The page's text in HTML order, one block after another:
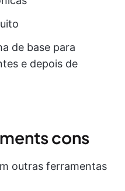
de base para
e depois de
cons
outras ferramentas